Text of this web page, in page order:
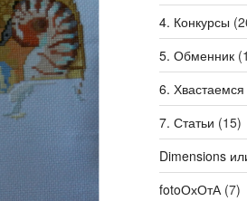
4. Конкурсы
5. Обменник
6. Хвастаемся
7. Статьи (15)
Dimensions
fotoОхОтА(7)